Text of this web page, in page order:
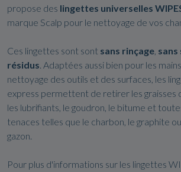
propose des lingettes universelles
marque Scalp pour le nettoyage de vos
Ces lingettes sont sont sans rinçage sans
résidus. Adaptées aussi bien pour les
nettoyage des outils et des surfaces, les
express permettent de retirer les graisses
les lubrifiants, le goudron, le bitume et
tenaces telles que le charbon, le graphite
gazon.
Pour plus d'informations sur les lingettes